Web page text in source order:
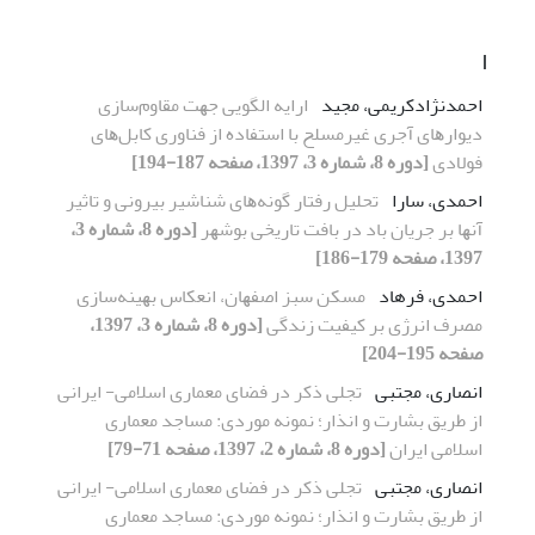
ا
احمدنژادکریمی، مجید ارایه اﻟﮕﻮیی ﺟﻬﺖ ﻣﻘﺎومﺳﺎزی
دیوارﻫﺎی آﺟﺮی ﻏﯿﺮﻣﺴﻠﺢ ﺑﺎ اﺳﺘﻔﺎده از ﻓﻨﺎوری ﮐﺎﺑﻞﻫﺎی
ﻓﻮﻻدی[دوره 8، شماره 3، 1397، صفحه 187-194]
احمدی، سارا ﺗﺤﻠﯿﻞ رﻓﺘﺎر ﮔﻮﻧﻪﻫﺎی ﺷﻨﺎﺷﯿﺮ ﺑﯿﺮوﻧﯽ و ﺗﺎﺛﯿﺮ
آﻧﻬﺎ ﺑﺮ جریان ﺑﺎد در ﺑﺎﻓﺖ ﺗﺎریخی ﺑﻮﺷﻬﺮ
[دوره 8، شماره 3،
1397، صفحه 179-186]
احمدی، فرهاد ﻣﺴﮑﻦ ﺳﺒﺰ اﺻﻔﻬﺎن، اﻧﻌﮑﺎس ﺑﻬﯿﻨﻪﺳﺎزی
ﻣﺼﺮف اﻧﺮژی ﺑﺮ ﮐﯿﻔﯿﺖ زﻧﺪﮔﯽ
[دوره 8، شماره 3، 1397،
صفحه 195-204]
انصاری، مجتبی ﺗﺠﻠﯽ ذﮐﺮ در ﻓﻀﺎی ﻣﻌﻤﺎری اﺳﻼﻣﯽ- ایرانی
از ﻃﺮیق ﺑﺸﺎرت و اﻧﺬار؛ ﻧﻤﻮﻧﻪ ﻣﻮردی: ﻣﺴﺎﺟﺪ ﻣﻌﻤﺎری
اﺳﻼﻣﯽ ایران[دوره 8، شماره 2، 1397، صفحه 71-79]
انصاری، مجتبی ﺗﺠﻠﯽ ذﮐﺮ در ﻓﻀﺎی ﻣﻌﻤﺎری اﺳﻼﻣﯽ- ایرانی
از ﻃﺮیق ﺑﺸﺎرت و اﻧﺬار؛ ﻧﻤﻮﻧﻪ ﻣﻮردی: ﻣﺴﺎﺟﺪ ﻣﻌﻤﺎری